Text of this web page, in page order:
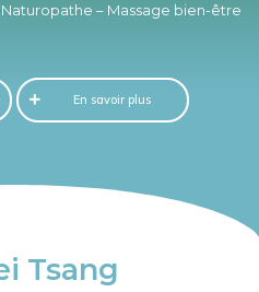
– Massage bien-être​
En savoir plus
Tsang